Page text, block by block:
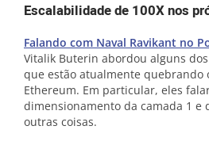
Escalabilidade de 100X nos
Falando com Naval Ravikant no
Vitalik Buterin abordou alguns
que estão atualmente quebrando
Ethereum. Em particular, eles
dimensionamento da camada 1 e
outras coisas.